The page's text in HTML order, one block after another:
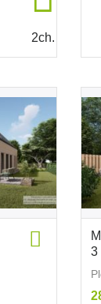
2ch.
3